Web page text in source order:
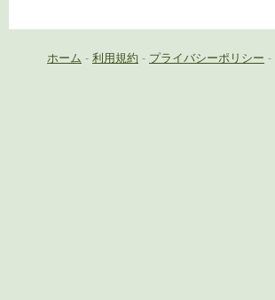
ホーム - 利用規約 - プライバシーポリシー -